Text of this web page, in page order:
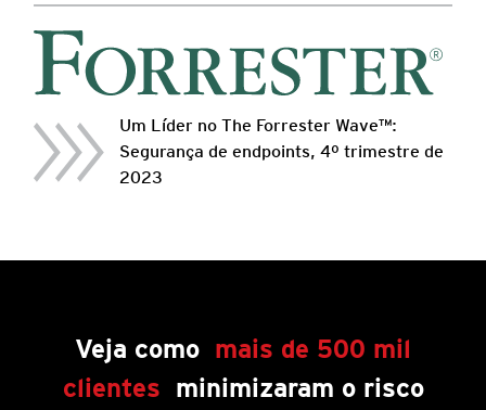
Um Líder no The Forrester Wave™:
Segurança de endpoints, 4º trimestre de
2023
Veja como mais de 500 mil
clientes minimizaram o risco